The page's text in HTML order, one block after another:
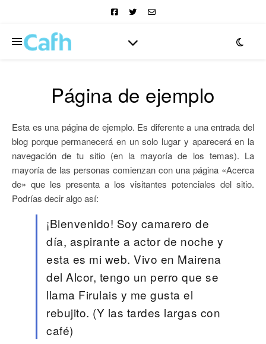
Página de ejemplo
Esta es una página de ejemplo. Es diferente a una entrada del
blog porque permanecerá en un solo lugar y aparecerá en la
navegación de tu sitio (en la mayoría de los temas). La
mayoría de las personas comienzan con una página «Acerca
de» que les presenta a los visitantes potenciales del sitio.
Podrías decir algo así:
¡Bienvenido! Soy camarero de
día, aspirante a actor de noche y
esta es mi web. Vivo en Mairena
del Alcor, tengo un perro que se
llama Firulais y me gusta el
rebujito. (Y las tardes largas con
café)